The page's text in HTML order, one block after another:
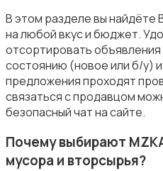
Изготовление на заказ
В этом разделе вы найдёте
на любой вкус и бюджет.
отсортировать
состоянию (новое или б/у)
предложения проходят
связаться с продавцом
безопасный чат на сайте.
Почему выбирают
мусора и вторсырья?